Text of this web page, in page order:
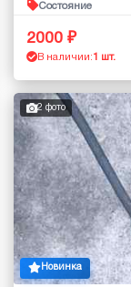
Состояние
2000
В наличии: 1 шт.
2 фото
Новинка